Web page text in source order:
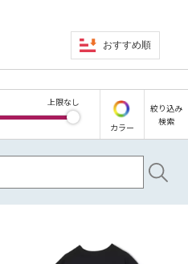
おすすめ順
上限なし
カラー
絞り込み
検索